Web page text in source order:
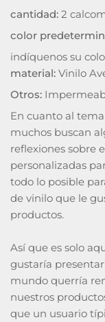
cantidad: 2
color
indíquenos su
material: Vinilo
Otros:
En cuanto al
muchos buscan
reflexiones sobre
personalizadas
todo lo posible
de vinilo que le
productos.
Así que es solo
gustaría
mundo querría
nuestros
que un usuario